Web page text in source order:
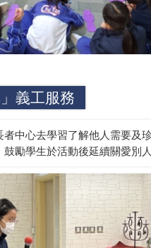
義工服務
者中心去學習了解他人需要及
勵學生於活動後延續關愛別人